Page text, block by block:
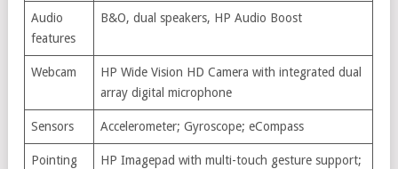
Audio
features
B&O, dual speakers, HP Audio Boost
Webcam
HP Wide Vision HD Camera with integrated dual
array digital microphone
Sensors Accelerometer; Gyroscope; eCompass
Pointing HP Imagepad with multi-touch gesture support;